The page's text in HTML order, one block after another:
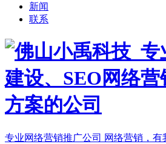
新闻
联系
专业网络营销推广公司 网络营销，有